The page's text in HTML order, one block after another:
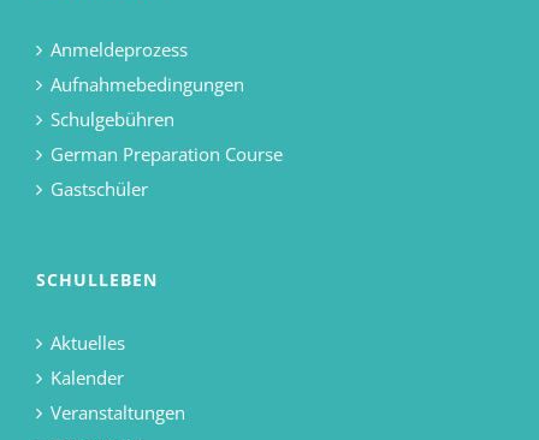
Anmeldeprozess
Aufnahmebedingungen
Schulgebühren
German Preparation Course
Gastschüler
SCHULLEBEN
Aktuelles
Kalender
Veranstaltungen